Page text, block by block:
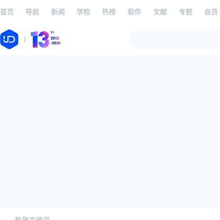
首页 导航 新闻 学校 热榜 软件 文献 专题 会员